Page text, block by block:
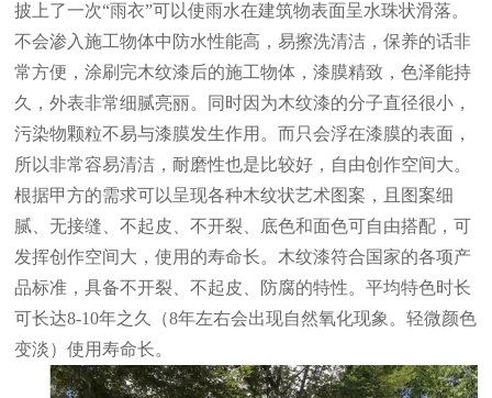
披上了一次“雨衣”可以使雨水在建筑物表面呈水珠状滑落。
不会渗入施工物体中防水性能高，易擦洗清洁，保养的话非
常方便，涂刷完木纹漆后的施工物体，漆膜精致，色泽能持
久，外表非常细腻亮丽。同时因为木纹漆的分子直径很小，
污染物颗粒不易与漆膜发生作用。而只会浮在漆膜的表面，
所以非常容易清洁，耐磨性也是比较好，自由创作空间大。
根据甲方的需求可以呈现各种木纹状艺术图案，且图案细
腻、无接缝、不起皮、不开裂、底色和面色可自由搭配，可
发挥创作空间大，使用的寿命长。木纹漆符合国家的各项产
品标准，具备不开裂、不起皮、防腐的特性。平均特色时长
可长达8-10年之久（8年左右会出现自然氧化现象。轻微颜色
变淡）使用寿命长。